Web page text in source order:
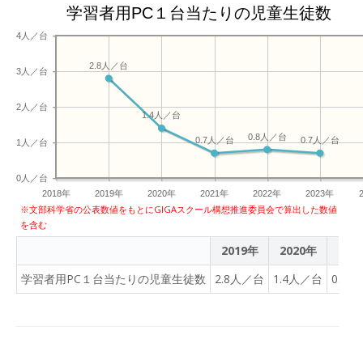
学習者用PC１台当たりの児童生徒数
2018年 2019年 2020年 2021年 2022年 2023年
0人／台
1人／台
2人／台
3人／台
4人／台
0.7人／台
0.8人／台
0.7人／台
1.4人／台
2.8人／台
※文部科学省の公表数値をもとにGIGAスクール構想推進委員会で算出した数値
を含む
2019年 2020年
学習者用PC１台当たりの児童生徒数
2.8人／台 1.4人／台 0.7人